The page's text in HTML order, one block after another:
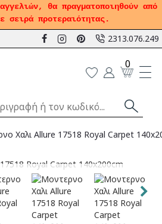
θα πραγματοποιηθούν από
προτεραιότητας.
2313.076.249
0
Χαλι Allure 17518 Royal Carpet
Αναμένεται